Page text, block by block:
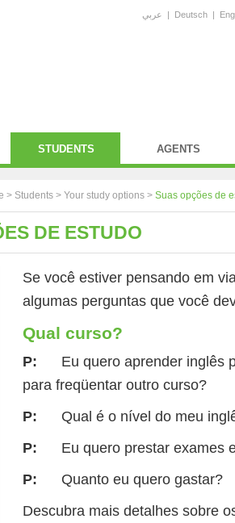
عربي | Deutsch |
STUDENTS AGENTS
> Students > Your study options > Suas opções de
DE ESTUDO
Se você estiver pensando em
algumas perguntas que você
Qual curso?
P: Eu quero aprender inglês
para freqüentar outro curso?
P: Qual é o nível do meu
P: Eu quero prestar exames
P: Quanto eu quero gastar?
Descubra mais detalhes sobre